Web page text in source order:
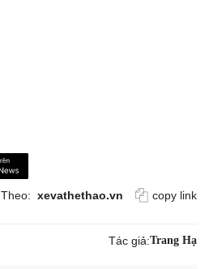
Theo: xevathethao.vn copy link
Tác giả:Trang Hạ